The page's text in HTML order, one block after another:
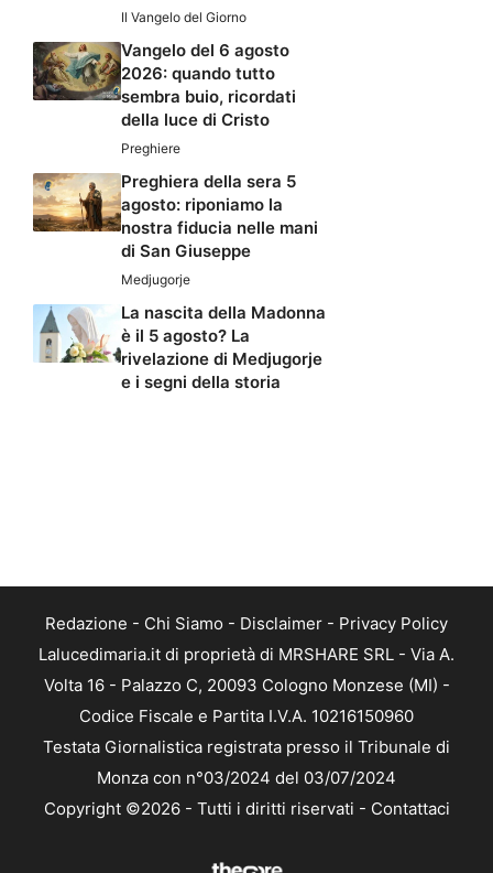
Il Vangelo del Giorno
Vangelo del 6 agosto
2026: quando tutto
sembra buio, ricordati
della luce di Cristo
Preghiere
Preghiera della sera 5
agosto: riponiamo la
nostra fiducia nelle mani
di San Giuseppe
Medjugorje
La nascita della Madonna
è il 5 agosto? La
rivelazione di Medjugorje
e i segni della storia
Redazione - Chi Siamo - Disclaimer - Privacy Policy
Lalucedimaria.it di proprietà di MRSHARE SRL - Via A.
Volta 16 - Palazzo C, 20093 Cologno Monzese (MI) -
Codice Fiscale e Partita I.V.A. 10216150960
Testata Giornalistica registrata presso il Tribunale di
Monza con n°03/2024 del 03/07/2024
Copyright ©2026 - Tutti i diritti riservati - Contattaci